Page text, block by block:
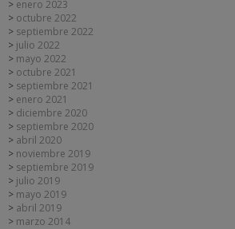
enero 2023
octubre 2022
septiembre 2022
julio 2022
mayo 2022
octubre 2021
septiembre 2021
enero 2021
diciembre 2020
septiembre 2020
abril 2020
noviembre 2019
septiembre 2019
julio 2019
mayo 2019
abril 2019
marzo 2014